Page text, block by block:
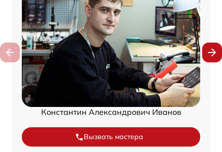
Константин Александрович Иванов
Вызвать мастера